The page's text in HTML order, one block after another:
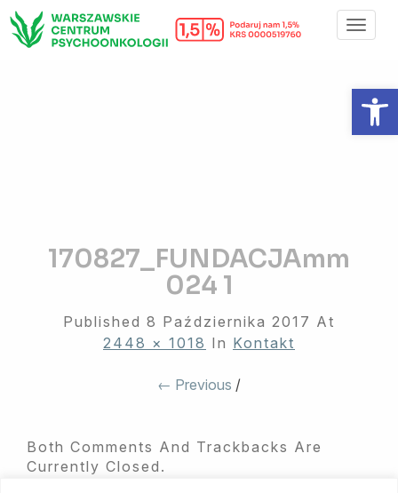
170827_FUNDACJAmm
024 1
Published 8 Października 2017 At
2448 × 1018 In Kontakt
← Previous /
Both Comments And Trackbacks Are
Currently Closed.